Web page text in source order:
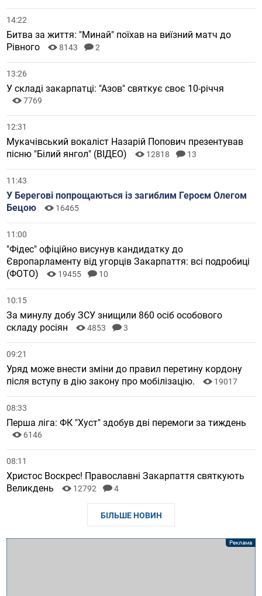
14:22
Битва за життя: "Минай" поїхав на виїзний матч до
Рівного
8143 2
13:26
У складі закарпатці: "Азов" святкує своє 10-річчя
7769
12:31
Мукачівський вокаліст Назарій Попович презентував
пісню "Білий янгол" (ВІДЕО)
12818 13
11:43
У Берегові попрощаються із загиблим Героєм Олегом
Бецою
16465
11:00
"Фідес" офіційно висунув кандидатку до
Європарламенту від угорців Закарпаття: всі подробиці
(ФОТО)
19455 10
10:15
За минулу добу ЗСУ знищили 860 осіб особового
складу росіян
4853 3
09:21
Уряд може внести зміни до правил перетину кордону
після вступу в дію закону про мобілізацію.
19017
08:33
Перша ліга: ФК "Хуст" здобув дві перемоги за тиждень
6146
08:11
Христос Воскрес! Православні Закарпаття святкують
Великдень
12792 4
БІЛЬШЕ НОВИН